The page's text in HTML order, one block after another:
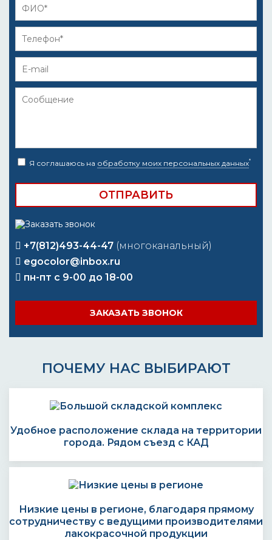
Я соглашаюсь на обработку моих персональных данных*
+7(812)493-44-47 (многоканальный)
egocolor@inbox.ru
пн-пт с 9-00 до 18-00
ЗАКАЗАТЬ ЗВОНОК
ПОЧЕМУ НАС ВЫБИРАЮТ
Удобное расположение склада на территории
города. Рядом съезд с КАД
Низкие цены в регионе, благодаря прямому
сотрудничеству с ведущими производителями
лакокрасочной продукции